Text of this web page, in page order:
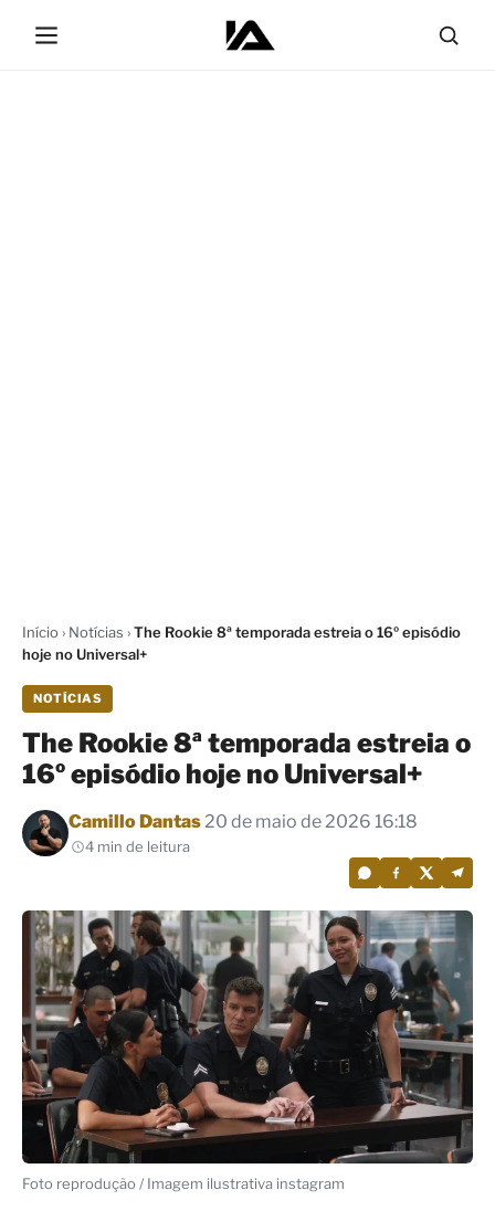
Início› Notícias ›The Rookie 8ª temporada estreia o 16º episódio
hoje no Universal+
NOTÍCIAS
The Rookie 8ª temporada estreia o
16º episódio hoje no Universal+
Por
Camillo Dantas20 de maio de 2026 16:18
4 min de leitura
Foto reprodução / Imagem ilustrativa instagram